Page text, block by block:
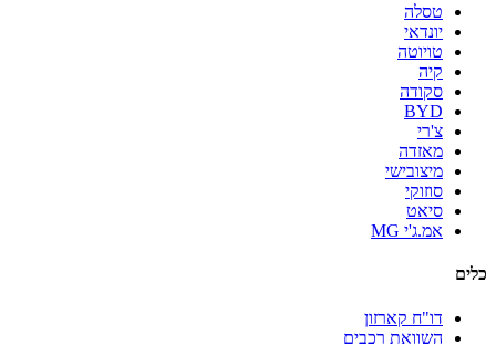
טסלה
יונדאי
טויוטה
קיה
סקודה
BYD
צ'רי
מאזדה
מיצובישי
סוזוקי
סיאט
אמ.ג'י MG
כלים
דו"ח קארזון
השוואת רכבים